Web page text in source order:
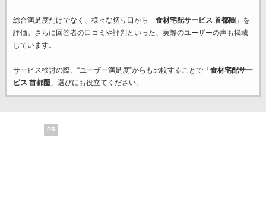
総合満足度だけでなく、様々な切り口から「 食材宅配サービス 首都圏 」を
評価。さらに回答者の口コミや評判といった、実際のユーザーの声も掲載
しています。
サービス検討の際、“ユーザー満足度”からも比較することで「 食材宅配サー
ビス 首都圏 」選びにお役立てください。
PR